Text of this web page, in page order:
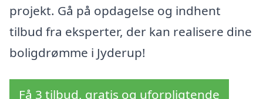
projekt. Gå på opdagelse og indhent
tilbud fra eksperter, der kan realisere dine
boligdrømme i Jyderup!
Få 3 tilbud, gratis og uforpligtende